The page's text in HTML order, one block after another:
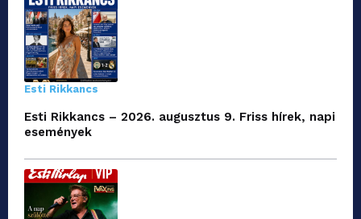
Esti Rikkancs
Esti Rikkancs – 2026. augusztus 9. Friss hírek, napi
események